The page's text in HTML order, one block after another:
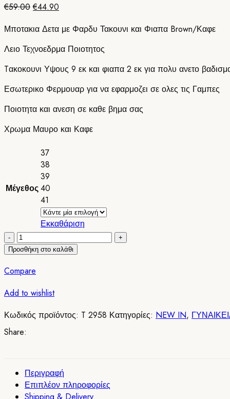
€59.00Original
was:
€44.90
τιμή
€44.90.
Μποτακια Δετα με Φαρδυ Τακουνι και Φιαπα Brown/Καφε
Λειο Τεχνοεδρμα Ποιοτητος
Tακοκουνι Υψους 9 εκ και φιαπα 2 εκ για πολυ ανετο
Εσωτερικο Φερμουαρ για να εφαρμοζει σε ολες τις Γαμπες
Ποιοτητα και ανεση σε καθε βημα σας
Χρωμα Μαυρο και Καφε
Μέγεθος
37
38
39
40
41
Εκκαθάριση
Μποτακια
Δετα
Φαρδυ
και
Brown/
Καφε
Προσθήκη στο καλάθι
Compare
Add to wishlist
Κωδικός προϊόντος: T 2958 Κατηγορίες: NEW IN,
Share:
Περιγραφή
Επιπλέον πληροφορίες